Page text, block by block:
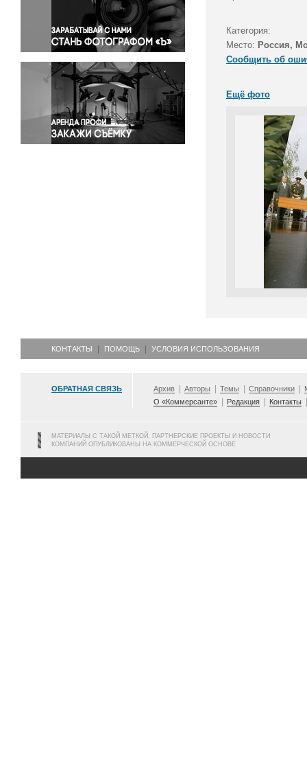
Правосудие
Происшествия и конфликты
Религия
Светская жизнь
Спорт
Экология
Экономика и бизнес
Категория:
Место: Россия,
Сообщить об
Ещё фото
КОНТАКТЫ ПОМОЩЬ УСЛОВИЯ ИСПОЛЬЗОВАНИЯ
ОБРАТНАЯ СВЯЗЬ Архив Авторы Темы Справочники
О «Коммерсанте»
Редакция Контакты
МАТЕРИАЛЫ С ТАКОЙ МЕТКОЙ, ПАРТНЕРСКИЕ ПРОЕКТЫ И НОВОСТИ
КОМПАНИЙ ОПУБЛИКОВАНЫ НА КОММЕРЧЕСКОЙ ОСНОВЕ